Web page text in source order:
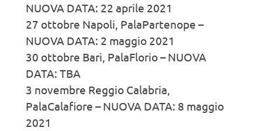
NUOVA DATA: 22 aprile 2021
27 ottobre Napoli, PalaPartenope –
NUOVA DATA: 2 maggio 2021
30 ottobre Bari, PalaFlorio – NUOVA
DATA: TBA
3 novembre Reggio Calabria,
PalaCalafiore – NUOVA DATA: 8 maggio
2021